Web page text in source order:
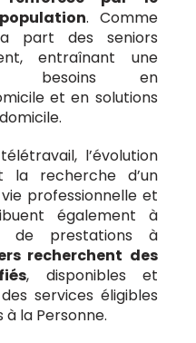
. Comme
part des seniors
entraînant une
besoins en
et en solutions
l’évolution
recherche d’un
professionnelle et
également à
de prestations à
recherchent des
, disponibles et
services éligibles
à la Personne.